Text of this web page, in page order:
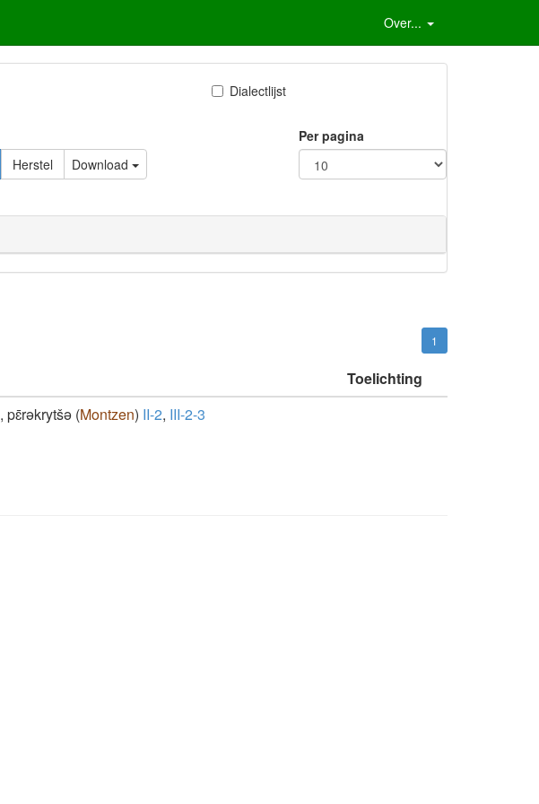
Over...
Dialectlijst
Download
Per pagina
1
Toelichting
, pɛ̄rǝkrytšǝ (Montzen) II-2, III-2-3